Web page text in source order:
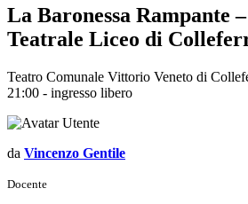
La Baronessa Rampante
Teatrale Liceo di
Teatro Comunale Vittorio Veneto di
21:00 - ingresso libero
da Vincenzo Gentile
Docente